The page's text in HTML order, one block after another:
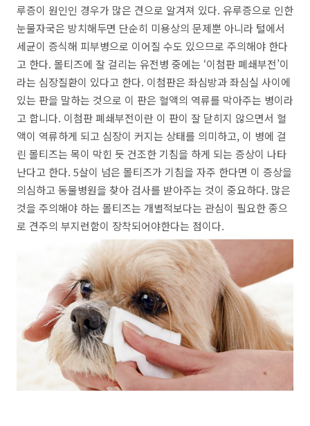
루증이 원인인 경우가 많은 견으로 알겨져 있다. 유루증으로 인한
눈물자국은 방치해두면 단순히 미용상의 문제뿐 아니라 털에서
세균이 증식해 피부병으로 이어질 수도 있으므로 주의해야 한다
고 한다. 몰티즈에 잘 걸리는 유전병 중에는 ‘이첨판 폐쇄부전’이
라는 심장질환이 있다고 한다. 이첨판은 좌심방과 좌심실 사이에
있는 판을 말하는 것으로 이 판은 혈액의 역류를 막아주는 병이라
고 합니다. 이첨판 폐쇄부전이란 이 판이 잘 닫히지 않으면서 혈
액이 역류하게 되고 심장이 커지는 상태를 의미하고, 이 병에 걸
린 몰티즈는 목이 막힌 듯 건조한 기침을 하게 되는 증상이 나타
난다고 한다. 5살이 넘은 몰티즈가 기침을 자주 한다면 이 증상을
의심하고 동물병원을 찾아 검사를 받아주는 것이 중요하다. 많은
것을 주의해야 하는 몰티즈는 개별적보다는 관심이 필요한 종으
로 견주의 부지런함이 장착되어야한다는 점이다.